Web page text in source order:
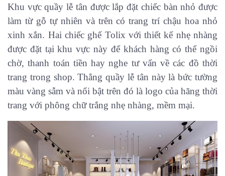
Khu vực quầy lễ tân được lắp đặt chiếc bàn nhỏ được
làm từ gỗ tự nhiên và trên có trang trí chậu hoa nhỏ
xinh xắn. Hai chiếc ghế Tolix với thiết kế nhẹ nhàng
được đặt tại khu vực này để khách hàng có thể ngồi
chờ, thanh toán tiền hay nghe tư vấn về các đồ thời
trang trong shop. Thẳng quầy lễ tân này là bức tường
màu vàng sẫm và nổi bật trên đó là logo của hãng thời
trang với phông chữ trắng nhẹ nhàng, mềm mại.